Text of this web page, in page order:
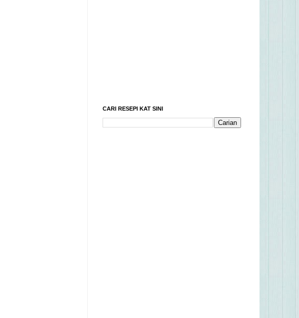
CARI RESEPI KAT SINI